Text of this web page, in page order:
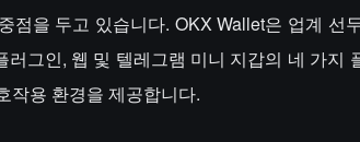
점을 두고 있습니다. OKX Wallet은 업계 선
러그인, 웹 및 텔레그램 미니 지갑의 네 가지
작용 환경을 제공합니다.